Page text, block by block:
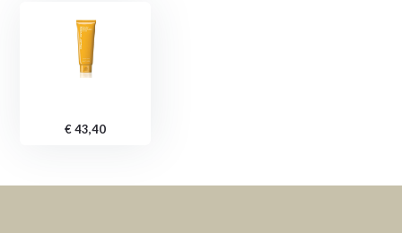
€ 43,40